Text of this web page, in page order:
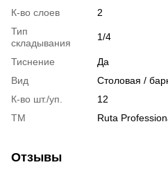
К-во слоев
2
Тип
cкладывания
1/4
Тиснение
Да
Вид
Столовая /
К-во шт./уп.
12
ТМ
Ruta
Отзывы